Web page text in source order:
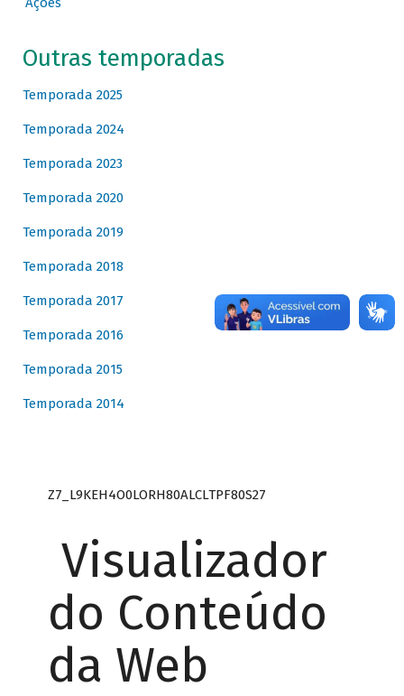
Outras temporadas
Temporada 2025
Temporada 2024
Temporada 2023
Temporada 2020
Temporada 2019
Temporada 2018
Temporada 2017
Temporada 2016
Temporada 2015
Temporada 2014
Z7_L9KEH4O0LORH80ALCLTPF80S27
Visualizador
do Conteúdo
da Web